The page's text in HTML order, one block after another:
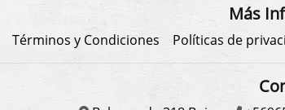
Más
Términos y Condiciones Políticas de